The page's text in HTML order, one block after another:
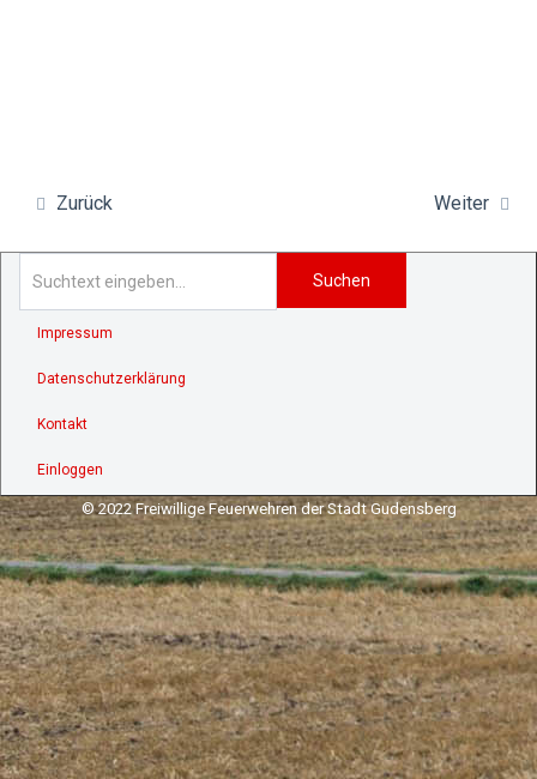
Zurück Weiter
Suchen
Impressum
Datenschutzerklärung
Kontakt
Einloggen
© 2022 Freiwillige Feuerwehren der Stadt Gudensberg